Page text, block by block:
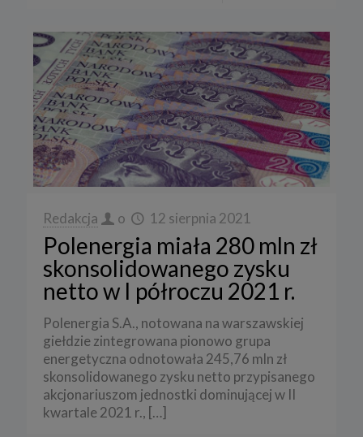
Redakcja o 12 sierpnia 2021
Polenergia miała 280 mln zł
skonsolidowanego zysku
netto w I półroczu 2021 r.
Polenergia S.A., notowana na warszawskiej
giełdzie zintegrowana pionowo grupa
energetyczna odnotowała 245,76 mln zł
skonsolidowanego zysku netto przypisanego
akcjonariuszom jednostki dominującej w II
kwartale 2021 r., […]